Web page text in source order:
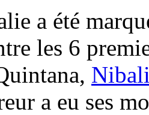
a été
les 6
a eu ses